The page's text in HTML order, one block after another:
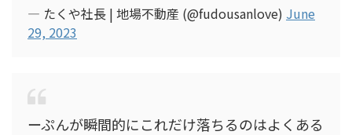
— たくや社長 | 地場不動産 (@fudousanlove) June
29, 2023
ーぷんが瞬間的にこれだけ落ちるのはよくある